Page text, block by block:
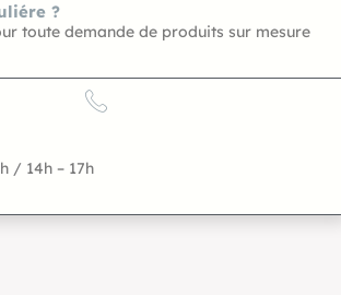
?
toute demande de produits sur mesure
/ 14h – 17h